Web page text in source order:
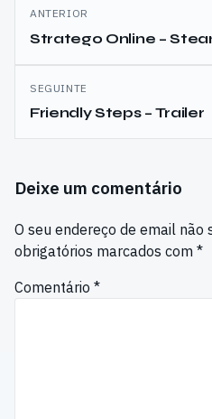
de
artigos
ANTERIOR
Stratego Online –
SEGUINTE
Friendly Steps – Trailer
Deixe um comentário
O seu endereço de email não
obrigatórios marcados com *
Comentário *